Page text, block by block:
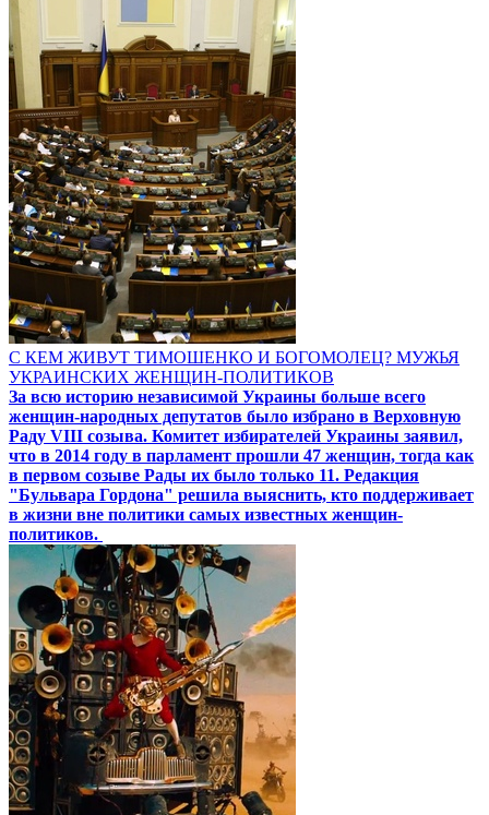
С КЕМ ЖИВУТ ТИМОШЕНКО И БОГОМОЛЕЦ? МУЖЬЯ
УКРАИНСКИХ ЖЕНЩИН-ПОЛИТИКОВ
За всю историю независимой Украины больше всего
женщин-народных депутатов было избрано в Верховную
Раду VIII созыва. Комитет избирателей Украины заявил,
что в 2014 году в парламент прошли 47 женщин, тогда как
в первом созыве Рады их было только 11. Редакция
"Бульвара Гордона" решила выяснить, кто поддерживает
в жизни вне политики самых известных женщин-
политиков.